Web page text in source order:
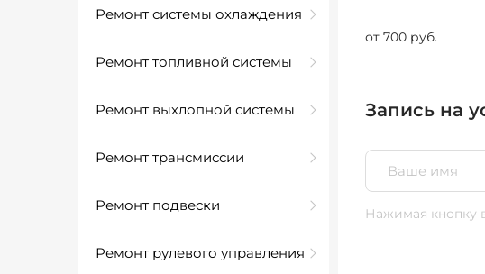
Ремонт системы охлаждения
Ремонт топливной системы
Ремонт выхлопной системы
Ремонт трансмиссии
Ремонт подвески
Ремонт рулевого управления
от 700 руб.
Запись на
Нажимая кнопку